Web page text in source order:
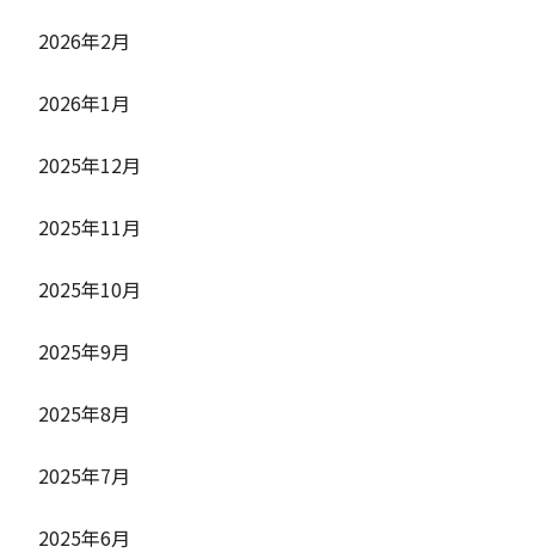
2026年2月
2026年1月
2025年12月
2025年11月
2025年10月
2025年9月
2025年8月
2025年7月
2025年6月